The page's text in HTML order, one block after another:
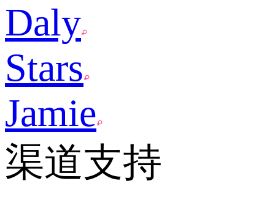
Daly
Stars
Jamie
渠道支持